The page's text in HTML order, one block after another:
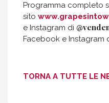
Programma completo
sito
e Instagram di @
Facebook e Instagram
TORNA A TUTTE LE